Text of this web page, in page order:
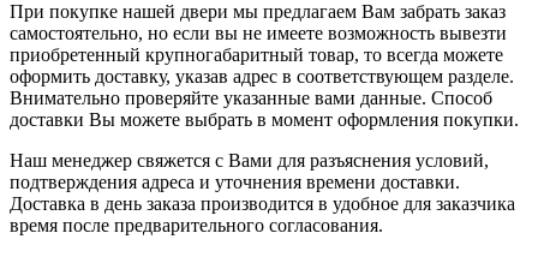
При покупке нашей двери мы предлагаем Вам забрать заказ
самостоятельно, но если вы не имеете возможность вывезти
приобретенный крупногабаритный товар, то всегда можете
оформить доставку, указав адрес в соответствующем разделе.
Внимательно проверяйте указанные вами данные. Способ
доставки Вы можете выбрать в момент оформления покупки.
Наш менеджер свяжется с Вами для разъяснения условий,
подтверждения адреса и уточнения времени доставки.
Доставка в день заказа производится в удобное для заказчика
время после предварительного согласования.